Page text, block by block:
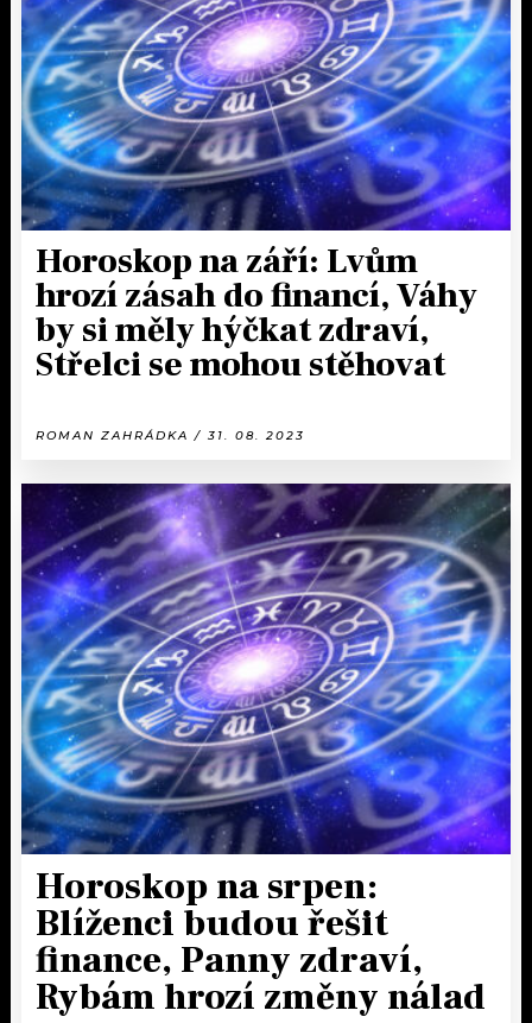
KALENDÁŘ
KVÍZY
VIP
TRENDY
MIX
OSTATNÍ
PROGRAM
PLAYLIST
JAK NALADIT
Horoskop na září: Lvům
hrozí zásah do financí, Váhy
by si měly hýčkat zdraví,
Střelci se mohou stěhovat
ROMAN ZAHRÁDKA / 31. 08. 2023
Horoskop na srpen:
Blíženci budou řešit
finance, Panny zdraví,
Rybám hrozí změny nálad